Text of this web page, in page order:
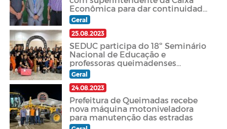
Econômica para dar continuidade
à implantação de uma agência
bancária em Queimadas
Geral
25.08.2023
SEDUC participa do 18º Seminário
Nacional de Educação e
professoras queimadenses
recebem o Prêmio Educador Nota
10
Geral
24.08.2023
Prefeitura de Queimadas recebe
nova máquina motoniveladora
para manutenção das estradas